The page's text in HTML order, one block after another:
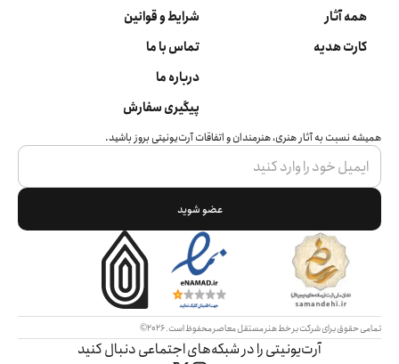
همه آثار
کارت هدیه
شرایط و قوانین
تماس با ما
درباره ما
پیگیری سفارش
همیشه نسبت به آثار هنری، هنرمندان و اتفاقات آرت‌یونیتی بروز باشید.
عضو شوید
تمامی حقوق برای شرکت بر خط هنر مستقل معاصر محفوظ است.2026©
آرت‌یونیتی را در شبکه‌های اجتماعی دنبال کنید